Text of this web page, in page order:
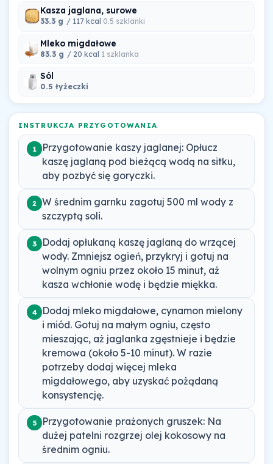
Kasza jaglana, surowe
33.3 g / 117 kcal 0.5 szklanki
Mleko migdałowe
83.3 g / 20 kcal 1 szklanka
Sól
0.5 łyżeczki
INSTRUKCJA PRZYGOTOWANIA
1
Przygotowanie kaszy jaglanej: Opłucz
kaszę jaglaną pod bieżącą wodą na sitku,
aby pozbyć się goryczki.
2
W średnim garnku zagotuj 500 ml wody z
szczyptą soli.
3
Dodaj opłukaną kaszę jaglaną do wrzącej
wody. Zmniejsz ogień, przykryj i gotuj na
wolnym ogniu przez około 15 minut, aż
kasza wchłonie wodę i będzie miękka.
4
Dodaj mleko migdałowe, cynamon mielony
i miód. Gotuj na małym ogniu, często
mieszając, aż jaglanka zgęstnieje i będzie
kremowa (około 5-10 minut). W razie
potrzeby dodaj więcej mleka
migdałowego, aby uzyskać pożądaną
konsystencję.
5
Przygotowanie prażonych gruszek: Na
dużej patelni rozgrzej olej kokosowy na
średnim ogniu.